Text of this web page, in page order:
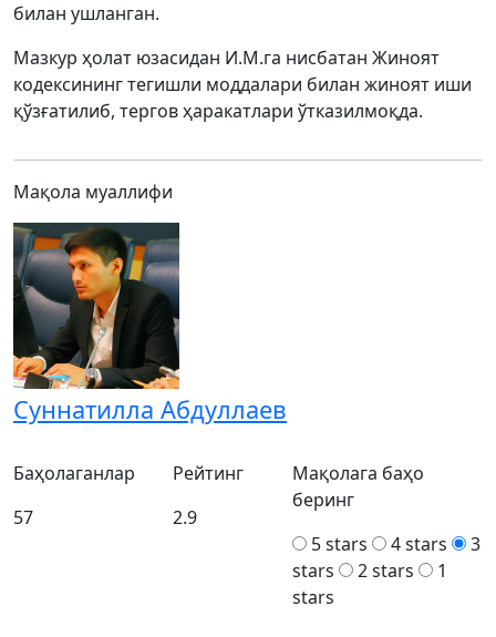
билан ушланган.
Мазкур ҳолат юзасидан И.М.га нисбатан Жиноят
кодексининг тегишли моддалари билан жиноят иши
қўзғатилиб, тергов ҳаракатлари ўтказилмоқда.
Мақола муаллифи
Суннатилла Абдуллаев
Баҳолаганлар
57
Рейтинг
2.9
Мақолага баҳо
беринг
5 stars
4 stars
3
stars
2 stars
1
stars